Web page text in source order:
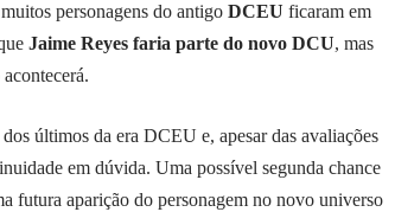
personagens do antigo DCEU ficaram em
Jaime Reyes faria parte do novo DCU, mas
últimos da era DCEU e, apesar das avaliações
em dúvida. Uma possível segunda chance
futura aparição do personagem no novo universo